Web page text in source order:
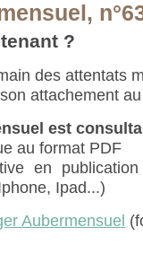
?
des attentats
attachement
est
au format PDF
en
Ipad...)
Aubermensuel